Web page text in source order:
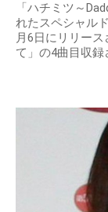
「ハチミツ～
れたスペシャル
月6日にリリー
て」の4曲目収録